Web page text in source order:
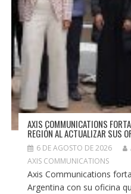
AXIS COMMUNICATIONS
REGIÓN AL ACTUALIZAR SUS
6 DE AGOSTO DE 2026
AXIS COMMUNICATIONS
Axis Communications
Argentina con su oficina